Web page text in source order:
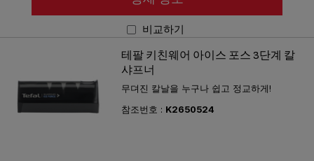
비교하기
테팔 키친웨어 아이스 포스 3단계 칼
샤프너
무뎌진 칼날을 누구나 쉽고 정교하게!
참조번호 : K2650524